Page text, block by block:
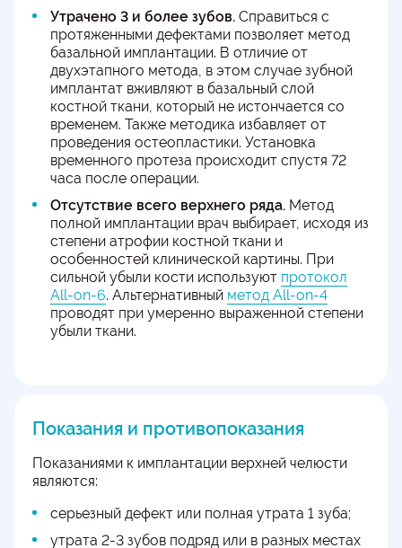
Утрачено 3 и более зубов. Справиться с
протяженными дефектами позволяет метод
базальной имплантации. В отличие от
двухэтапного метода, в этом случае зубной
имплантат вживляют в базальный слой
костной ткани, который не истончается со
временем. Также методика избавляет от
проведения остеопластики. Установка
временного протеза происходит спустя 72
часа после операции.
Отсутствие всего верхнего ряда. Метод
полной имплантации врач выбирает, исходя из
степени атрофии костной ткани и
особенностей клинической картины. При
сильной убыли кости используют протокол
All-on-6. Альтернативный метод All-on-4
проводят при умеренно выраженной степени
убыли ткани.
Показания и противопоказания
Показаниями к имплантации верхней челюсти
являются:
серьезный дефект или полная утрата 1 зуба;
утрата 2-3 зубов подряд или в разных местах